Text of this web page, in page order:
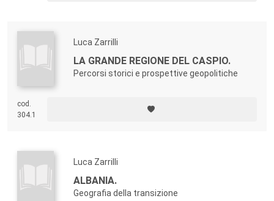
Luca Zarrilli
LA GRANDE REGIONE DEL CASPIO.
Percorsi storici e prospettive geopolitiche
cod.
304.1
Luca Zarrilli
ALBANIA.
Geografia della transizione